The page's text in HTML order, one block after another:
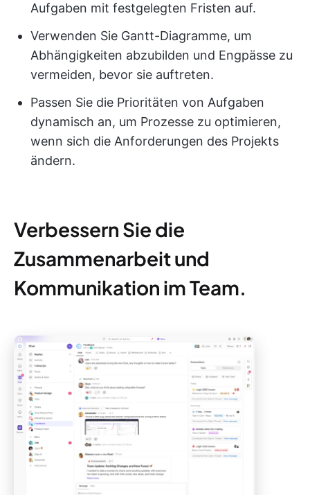
Aufgaben mit festgelegten Fristen auf.
Verwenden Sie Gantt-Diagramme, um
Abhängigkeiten abzubilden und Engpässe zu
vermeiden, bevor sie auftreten.
Passen Sie die Prioritäten von Aufgaben
dynamisch an, um Prozesse zu optimieren,
wenn sich die Anforderungen des Projekts
ändern.
Verbessern Sie die
Zusammenarbeit und
Kommunikation im Team.